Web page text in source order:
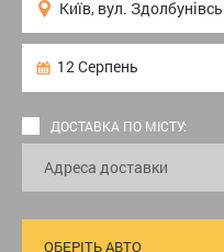
ДОСТАВКА ПО МІСТУ: